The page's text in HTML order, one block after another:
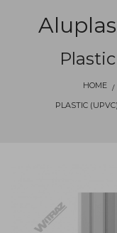
HOME
PLASTIC